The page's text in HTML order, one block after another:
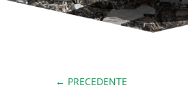
← PRECEDENTE